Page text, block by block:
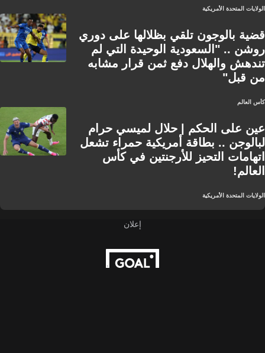
الولايات المتحدة الأمريكية
قضية بالوجون تلقي بظلالها على دوري
روشن .. "السعودية الوحيدة التي لم
تندهش والهلال دفع ثمن قرار مشابه
من قبل"
كأس العالم
عين على الحكم | حلال لميسي حرام
لبالوجن .. بطاقة أمريكية حمراء تشعل
اتهامات التحيز للأرجنتين في كأس
العالم!
الولايات المتحدة الأمريكية